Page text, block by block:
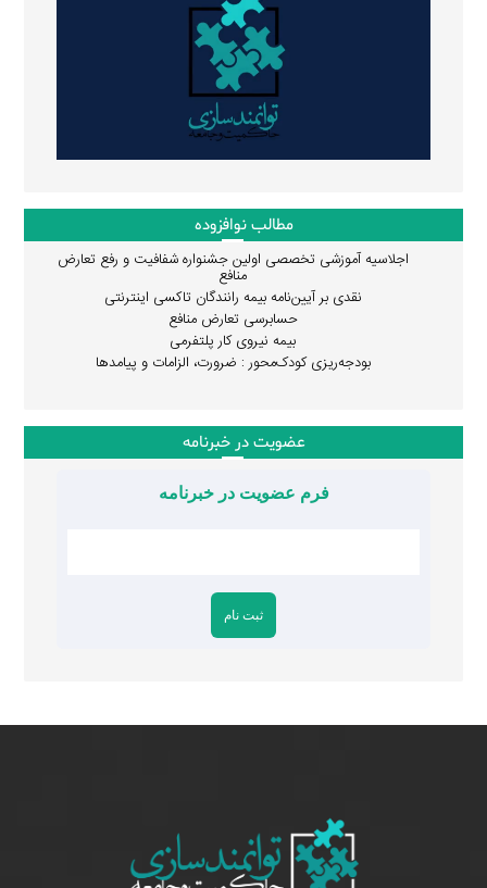
مطالب نوافزوده
اجلاسیه آموزشی تخصصی اولین جشنواره شفافیت و رفع تعارض
منافع
نقدی بر آیین‌نامه بیمه رانندگان تاکسی اینترنتی
حسابرسی تعارض منافع
بیمه نیروی کار پلتفرمی
بودجه‌ریزی کودک‌محور : ضرورت، الزامات و پیامدها
عضویت در خبرنامه
فرم عضویت در خبرنامه